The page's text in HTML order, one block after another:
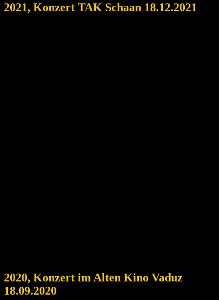
2021, Konzert TAK Schaan 18.12.2021
2020, Konzert im Alten Kino Vaduz
18.09.2020